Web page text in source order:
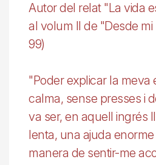
Autor del relat "La vida
al volum II de "Desde
99)
"Poder explicar la meva
calma, sense presses i
va ser, en aquell ingrés
lenta, una ajuda
manera de sentir-me